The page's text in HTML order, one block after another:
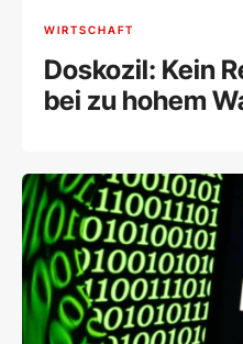
WIRTSCHAFT
Doskozil: Kein
bei zu hohem